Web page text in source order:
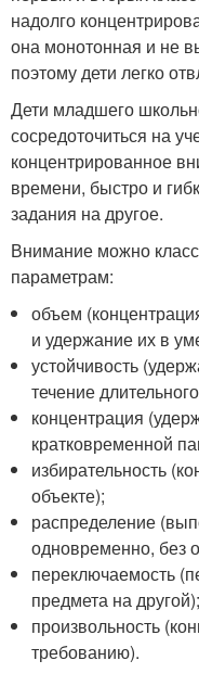
надолго
она монотонная и не
поэтому дети легко
Дети младшего
сосредоточиться на
концентрированное
времени, быстро и
задания на другое.
Внимание можно
параметрам:
объем
и удержание их в
устойчивость
течение
концентрация
кратковременной
избирательность
объекте);
распределение
одновременно, без
переключаемость
предмета на другой);
произвольность
требованию).